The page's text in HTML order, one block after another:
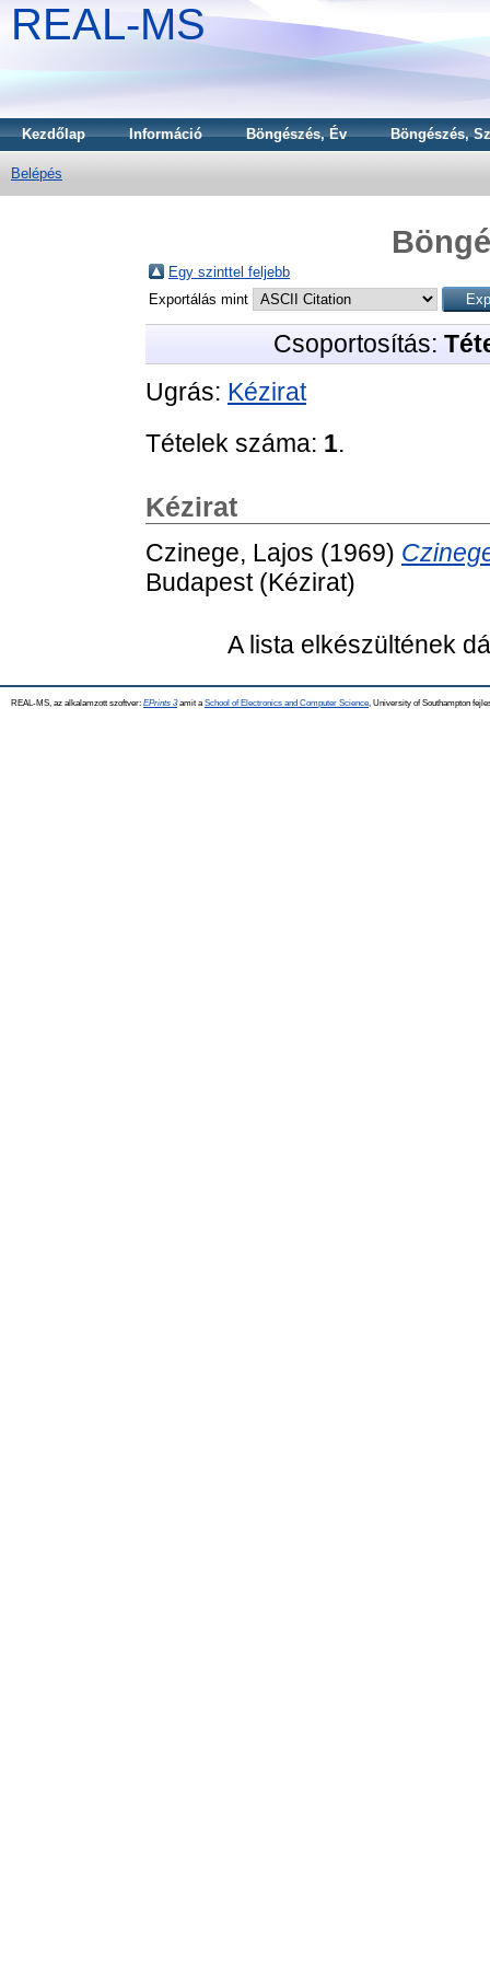
REAL-MS
Kezdőlap Információ Böngészés, Év Böngészés,
Belépés
Egy szinttel feljebb
Exportálás mint
Csoportosítás:
Ugrás: Kézirat
Tételek száma: 1.
Kézirat
Czinege, Lajos (1969)
Budapest (Kézirat)
A lista elkészültének
REAL-MS, az alkalamzott szoftver: EPrints 3amit a School of Electronics and Computer Science , University of Southampton